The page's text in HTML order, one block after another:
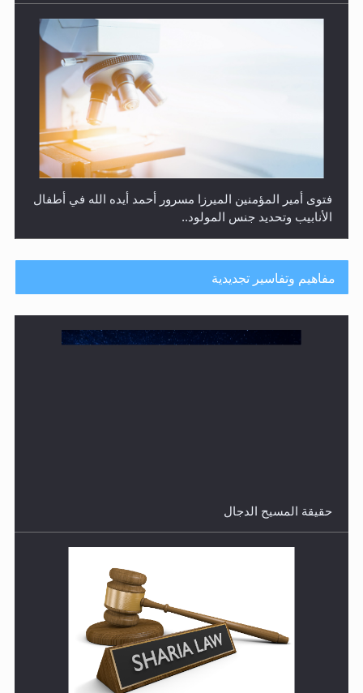
فتوى أمير المؤمنين الميرزا مسرور أحمد أيده الله في أطفال
الأنابيب وتحديد جنس المولود..
هل تعتبر الأشفار الاصطناعية (الرموش الاصطناعية) والأظافر
البلاستيكية وطلاء الأظافر حاجبا للوضوء وهل يُسمح الصلاة
مفاهيم وتفاسير تجديدية
القرآن قاضٍ وحكمٌ على السنة ومهيمنٌ عليها.. ليس العكس